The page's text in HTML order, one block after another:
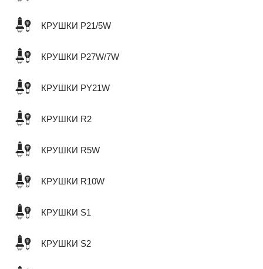
КРУШКИ P21/5W
КРУШКИ P27W/7W
КРУШКИ PY21W
КРУШКИ R2
КРУШКИ R5W
КРУШКИ R10W
КРУШКИ S1
КРУШКИ S2